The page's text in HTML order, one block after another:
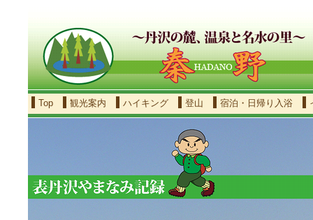
Top 観光案内 ハイキング 登山 宿泊・日帰り入浴